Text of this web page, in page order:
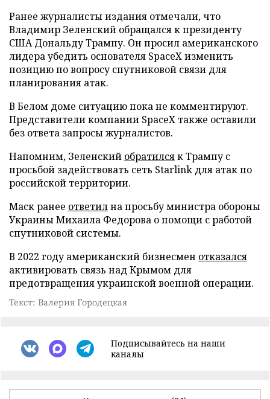
Ранее журналисты издания отмечали, что
Владимир Зеленский обращался к президенту
США Дональду Трампу. Он просил американского
лидера убедить основателя SpaceX изменить
позицию по вопросу спутниковой связи для
планирования атак.
В Белом доме ситуацию пока не комментируют.
Представители компании SpaceX также оставили
без ответа запросы журналистов.
Напомним, Зеленский обратилсяк Трампу с
просьбой задействовать сеть Starlink для атак по
российской территории.
Маск ранее ответилна просьбу министра обороны
Украины Михаила Федорова о помощи с работой
спутниковой системы.
В 2022 году американский бизнесмен отказался
активировать связь над Крымом для
предотвращения украинской военной операции.
Текст: Валерия Городецкая
Подписывайтесь на наши
каналы